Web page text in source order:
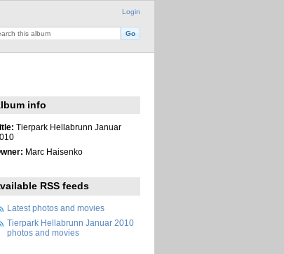
Login
info
Tierpark Hellabrunn Januar
Marc Haisenko
RSS feeds
Latest photos and movies
Tierpark Hellabrunn Januar 2010
photos and movies